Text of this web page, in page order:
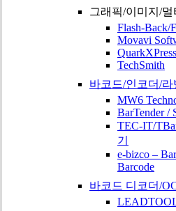
그래픽/이미지/
Flash-Back/
Movavi
QuarkXPress
TechSmith
바코드/인코더/라
MW6
BarTender /
TEC-IT/
기
e-bizco –
Barcode
바코드 디코더/